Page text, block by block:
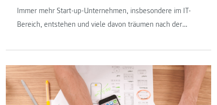
Immer mehr Start-up-Unternehmen, insbesondere im IT-
Bereich, entstehen und viele davon träumen nach der
Prettenhofer, Lehrender am Institut Internet-Technologien
& -Anwendungen gibt einen Einblick in seine Vorlesung im
Bereich Marketing.